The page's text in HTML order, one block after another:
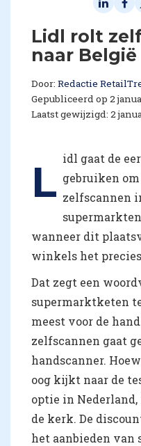
Lidl rolt
naar België
Door: Redactie
Gepubliceerd op 2
Laatst gewijzigd: 2
L idl gaat de
gebruiken
zelfscannen
wanneer dit
winkels het
Dat zegt een
supermarktketen
meest voor de
zelfscannen gaat
handscanner.
oog kijkt naar de
optie in
de kerk. De
het aanbieden van